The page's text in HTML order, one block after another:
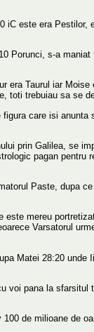
iC este era Pestilor,
Porunci, s-a maniat
era Taurul iar Moise
toti trebuiau sa se
care isi anunta
prin Galilea, se
pagan pentru
Paste, dupa
este mereu
Varsatorul
Matei 28:20 unde
voi pana la sfarsitul
de milioane de